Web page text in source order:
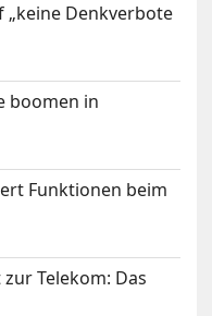
„keine Denkverbote
boomen in
Funktionen beim
Telekom: Das